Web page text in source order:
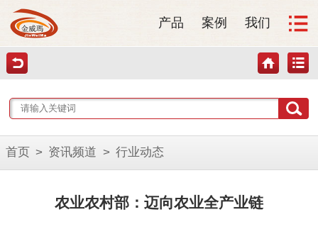
产品 案例 我们
首页 > 资讯频道 > 行业动态
农业农村部：迈向农业全产业链